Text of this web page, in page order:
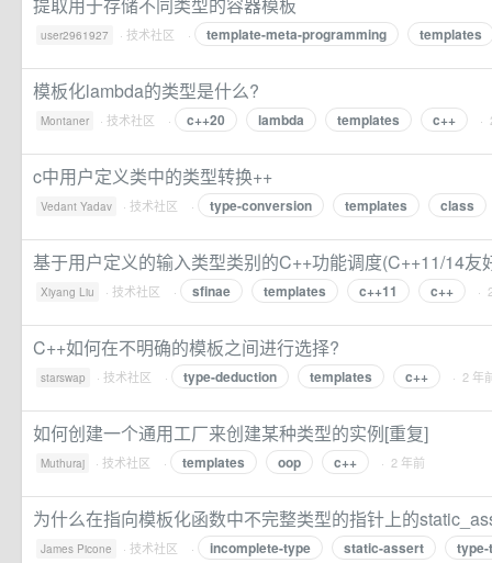
user2961927 · 技术社区 · template-meta-programming templates
模板化lambda的类型是什么?
Montaner · 技术社区 · c++20 lambda templates c++ ·
c中用户定义类中的类型转换++
Vedant Yadav · 技术社区 · type-conversion templates class
基于用户定义的输入类型类别的C++功能调度(C++11/14友
Xiyang Liu · 技术社区 · sfinae templates c++11 c++ ·
C++如何在不明确的模板之间进行选择?
starswap · 技术社区 · type-deduction templates c++ · 2 年
如何创建一个通用工厂来创建某种类型的实例[重复]
Muthuraj · 技术社区 · templates oop c++ · 2 年前
为什么在指向模板化函数中不完整类型的指针上的
James Picone · 技术社区 · incomplete-type static-assert